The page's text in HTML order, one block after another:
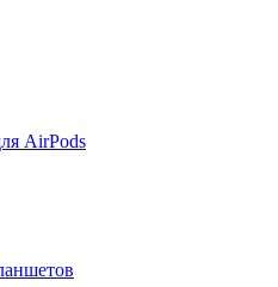
AirPods